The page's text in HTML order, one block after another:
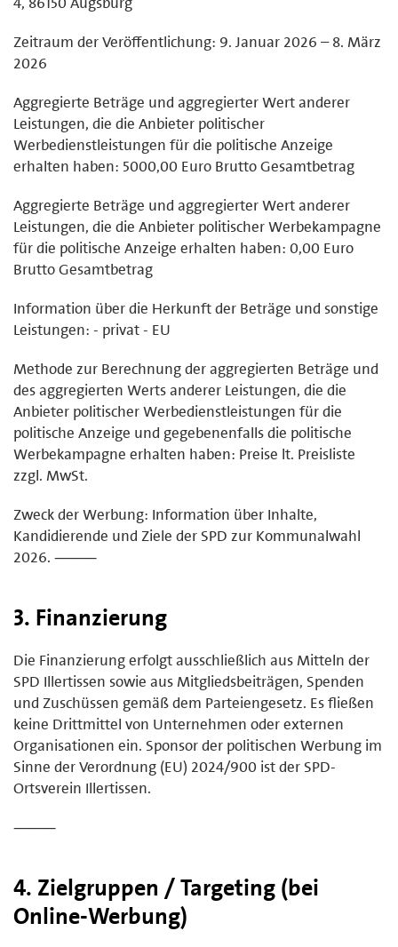
Zeitraum der Veröffentlichung: 9. Januar 2026 – 8. März
2026
Aggregierte Beträge und aggregierter Wert anderer
Leistungen, die die Anbieter politischer
Werbedienstleistungen für die politische Anzeige
erhalten haben: 5000,00 Euro Brutto Gesamtbetrag
Aggregierte Beträge und aggregierter Wert anderer
Leistungen, die die Anbieter politischer Werbekampagne
für die politische Anzeige erhalten haben: 0,00 Euro
Brutto Gesamtbetrag
Information über die Herkunft der Beträge und sonstige
Leistungen: - privat - EU
Methode zur Berechnung der aggregierten Beträge und
des aggregierten Werts anderer Leistungen, die die
Anbieter politischer Werbedienstleistungen für die
politische Anzeige und gegebenenfalls die politische
Werbekampagne erhalten haben: Preise lt. Preisliste
zzgl. MwSt.
Zweck der Werbung: Information über Inhalte,
Kandidierende und Ziele der SPD zur Kommunalwahl
2026. ⸻
3. Finanzierung
Die Finanzierung erfolgt ausschließlich aus Mitteln der
SPD Illertissen sowie aus Mitgliedsbeiträgen, Spenden
und Zuschüssen gemäß dem Parteiengesetz. Es fließen
keine Drittmittel von Unternehmen oder externen
Organisationen ein. Sponsor der politischen Werbung im
Sinne der Verordnung (EU) 2024/900 ist der SPD-
Ortsverein Illertissen.
⸻
4. Zielgruppen / Targeting (bei
Online-Werbung)